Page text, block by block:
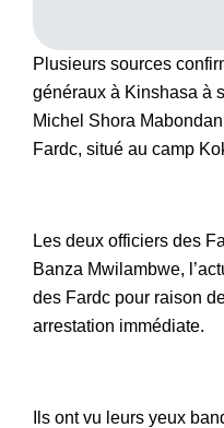
Plusieurs sources
généraux à Kinshasa à
Michel Shora
Fardc, situé au camp
Les deux officiers des
Banza Mwilambwe,
des Fardc pour raison
arrestation immédiate.
Ils ont vu leurs yeux